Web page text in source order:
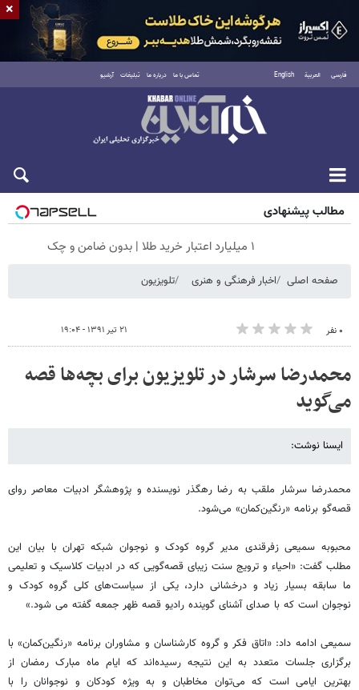
فارسی العربية English تماس با ما درباره ما تبلیغات آرشیو
شنبه ۱۷ مرداد ۱۴۰۵
مطالب پیشنهادی
۱ میلیارد اعتبار خرید طلا | بدون ضامن و چک
صفحه اصلی اخبار فرهنگی و هنری تلویزیون
۰ نفر ۲۱ تیر ۱۳۹۱ - ۱۹:۰۴
محمدرضا سرشار در تلویزیون برای بچه‌ها قصه
می‌گوید
ایسنا نوشت:
محمدرضا سرشار ملقب به رضا رهگذر نویسنده و پ‍ژوهشگر ادبیات معاصر روای
قصه‌گو برنامه «رنگین‌کمان» می‌شود.
محبوبه سمیعی زفرقندی مدیر گروه کودک و نوجوان شبکه تهران با بیان این
مطلب گفت: «احیاء و ترویج سنت زیبای قصه‌گویی که در ادبیات کلاسیک و تعلیمی
ما سابقه بسیار زیاد و درخشانی دارد، یکی از سیاست‌های کلی گروه کودک و
نوجوان است که با صدای آشنای گوینده رادیو قصه ظهر جمعه گفته می شود.»
سمیعی ادامه داد: «اتاق فکر و گروه کارشناسان و مشاوران برنامه «رنگین‌کمان» با
برگزاری جلسات متعدد به این نتیجه رسیده‌اند که ایام ماه مبارک رمضان از
بهترین ایامی است که می‌توان مخاطبان و به وی‍ژه کودکان و نوجوانان را با
×